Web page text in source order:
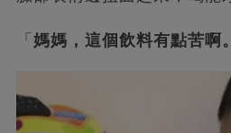
「 媽媽，這個飲料有點苦啊。